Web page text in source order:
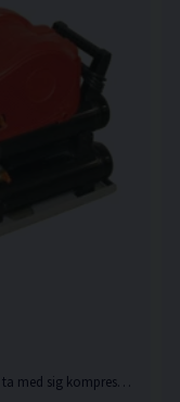
Kompressorvagn för att smidigt ta med sig kompressor och slangvinda.